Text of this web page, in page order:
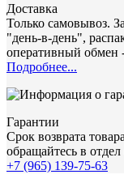
Доставка
Только самовывоз.
"день-в-день",
оперативный обмен
Подробнее...
Гарантии
Срок возврата
обращайтесь в
+7 (965) 139-75-63